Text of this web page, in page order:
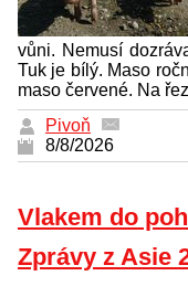
vůni. Nemusí
Tuk je bílý. Maso
maso červené. Na
Pivoň
8/8/2026
Vlakem do
Zprávy z Asie